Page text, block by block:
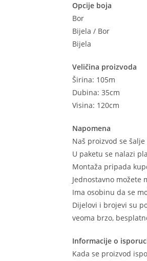
Opcije boja
Bor
Bijela / Bor
Bijela
Veličina proizvoda
Širina: 105m
Dubina: 35cm
Visina: 120cm
Napomena
Naš proizvod se
U paketu se nalazi
Montaža pripada
Jednostavno
Ima osobinu da se
Dijelovi i brojevi su
veoma brzo,
Informacije o
Kada se proizvod